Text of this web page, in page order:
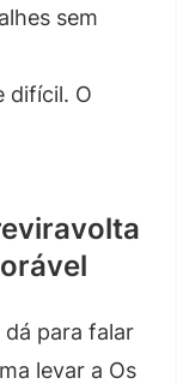
sem
difícil. O
dá para falar
levar a Os